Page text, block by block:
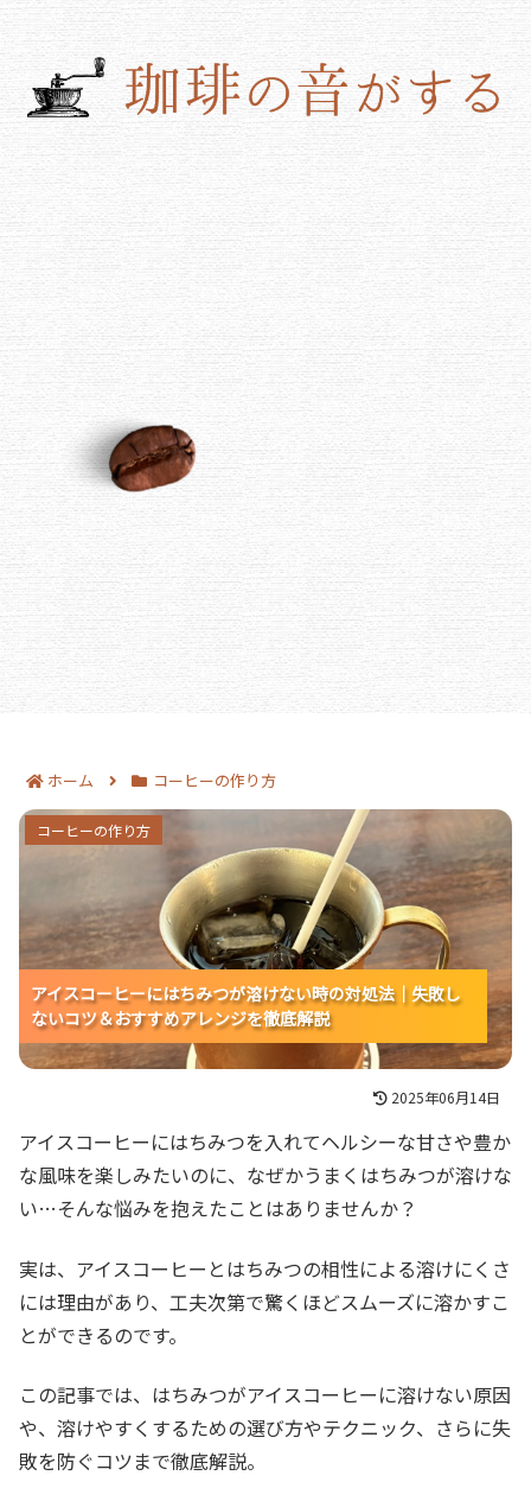
ホーム コーヒーの作り方
アイスコーヒーにはちみつが溶けない時の対処法｜
失敗しないコツ＆おすすめアレンジを徹底解説
アイスコーヒーにはちみつが溶けない時の対処法｜失敗し
ないコツ＆おすすめアレンジを徹底解説
アイスコーヒーにはちみつが溶けない時の対処法｜失敗し
ないコツ＆おすすめアレンジを徹底解説
アイスコーヒーにはちみつが溶けない時の対処法｜失敗し
ないコツ＆おすすめアレンジを徹底解説
コーヒーの作り方
2025年06月14日
アイスコーヒーにはちみつを入れてヘルシーな甘さや豊か
な風味を楽しみたいのに、なぜかうまくはちみつが溶けな
い…そんな悩みを抱えたことはありませんか？
実は、アイスコーヒーとはちみつの相性による溶けにくさ
には理由があり、工夫次第で驚くほどスムーズに溶かすこ
とができるのです。
この記事では、はちみつがアイスコーヒーに溶けない原因
や、溶けやすくするための選び方やテクニック、さらに失
敗を防ぐコツまで徹底解説。